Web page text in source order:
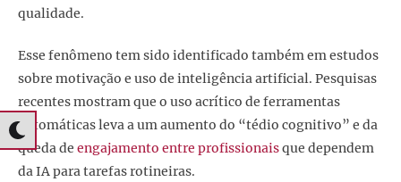
qualidade.
Esse fenômeno tem sido identificado também em estudos
sobre motivação e uso de inteligência artificial. Pesquisas
recentes mostram que o uso acrítico de ferramentas
automáticas leva a um aumento do “tédio cognitivo” e da
queda de engajamento entre profissionaisque dependem
da IA para tarefas rotineiras.